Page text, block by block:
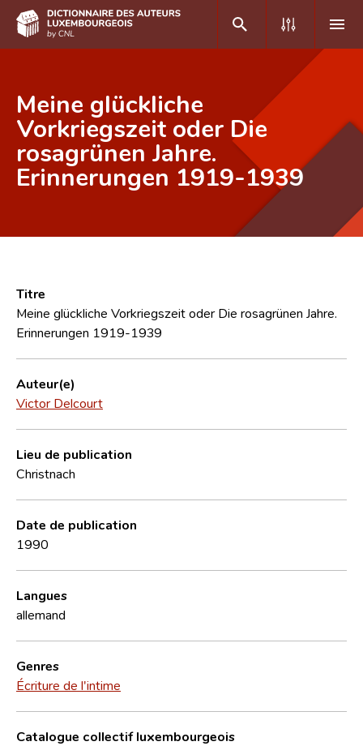
DE FR
Accueil
Auteur(e)s A-Z
Équipe scientifique
Meine glückliche
Vorkriegszeit oder Die
rosagrünen Jahre.
Erinnerungen 1919-1939
Titre
Meine glückliche Vorkriegszeit oder Die rosagrünen Jahre.
Erinnerungen 1919-1939
Auteur(e)
Victor Delcourt
Lieu de publication
Christnach
Date de publication
1990
Langues
allemand
Genres
Écriture de l'intime
Catalogue collectif luxembourgeois